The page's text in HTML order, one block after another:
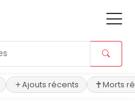
Ajouts récents Morts